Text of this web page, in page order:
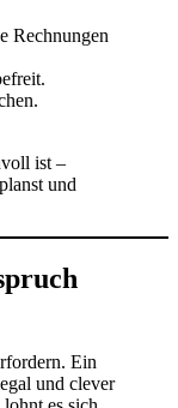
Rechnungen
ist –
und
Ein
und clever